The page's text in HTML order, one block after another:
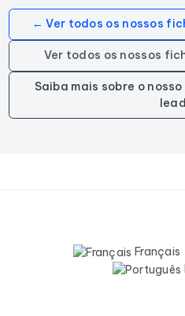
← Ver todos os nossos
Ver todos os nossos
Saiba mais sobre o
Français